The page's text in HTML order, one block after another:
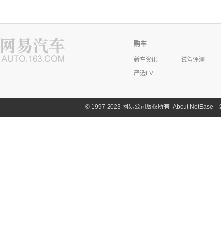
购车
新车资讯
试驾评测
严选EV
©1997-2023 网易公司版权所有 About NetEase